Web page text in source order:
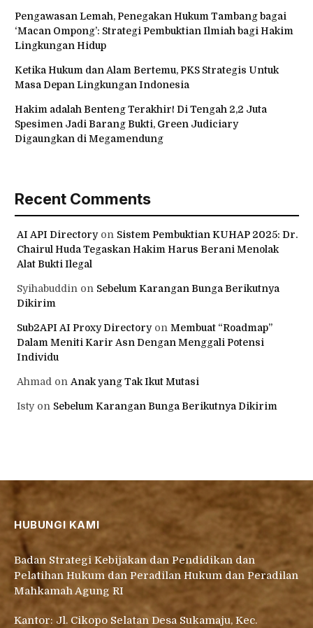
Pengawasan Lemah, Penegakan Hukum Tambang bagai
‘Macan Ompong’: Strategi Pembuktian Ilmiah bagi Hakim
Lingkungan Hidup
Ketika Hukum dan Alam Bertemu, PKS Strategis Untuk
Masa Depan Lingkungan Indonesia
Hakim adalah Benteng Terakhir! Di Tengah 2,2 Juta
Spesimen Jadi Barang Bukti, Green Judiciary
Digaungkan di Megamendung
Recent Comments
AI API Directoryon Sistem Pembuktian KUHAP 2025: Dr.
Chairul Huda Tegaskan Hakim Harus Berani Menolak
Alat Bukti Ilegal
Syihabuddin on Sebelum Karangan Bunga Berikutnya
Dikirim
Sub2API AI Proxy Directoryon Membuat “Roadmap”
Dalam Meniti Karir Asn Dengan Menggali Potensi
Individu
Ahmad on Anak yang Tak Ikut Mutasi
Istyon Sebelum Karangan Bunga Berikutnya Dikirim
HUBUNGI KAMI
Badan Strategi Kebijakan dan Pendidikan dan
Pelatihan Hukum dan Peradilan Hukum dan Peradilan
Mahkamah Agung RI
Kantor: Jl. Cikopo Selatan Desa Sukamaju, Kec.